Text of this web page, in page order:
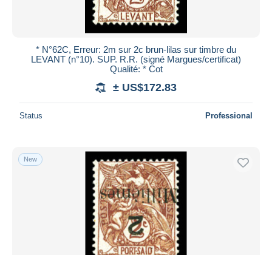
* N°62C, Erreur: 2m sur 2c brun-lilas sur timbre du
LEVANT (n°10). SUP. R.R. (signé Margues/certificat)
Qualité: * Cot
± US$172.83
Status Professional
New